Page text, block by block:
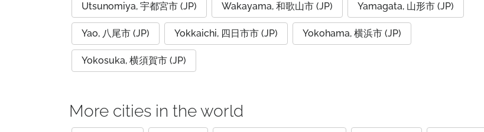
Utsunomiya, 宇都宮市 (JP) Wakayama, 和歌山市 (JP) Yamagata, 山形市 (JP)
Yao, 八尾市 (JP) Yokkaichi, 四日市市 (JP) Yokohama, 横浜市 (JP)
Yokosuka, 横須賀市 (JP)
More cities in the world